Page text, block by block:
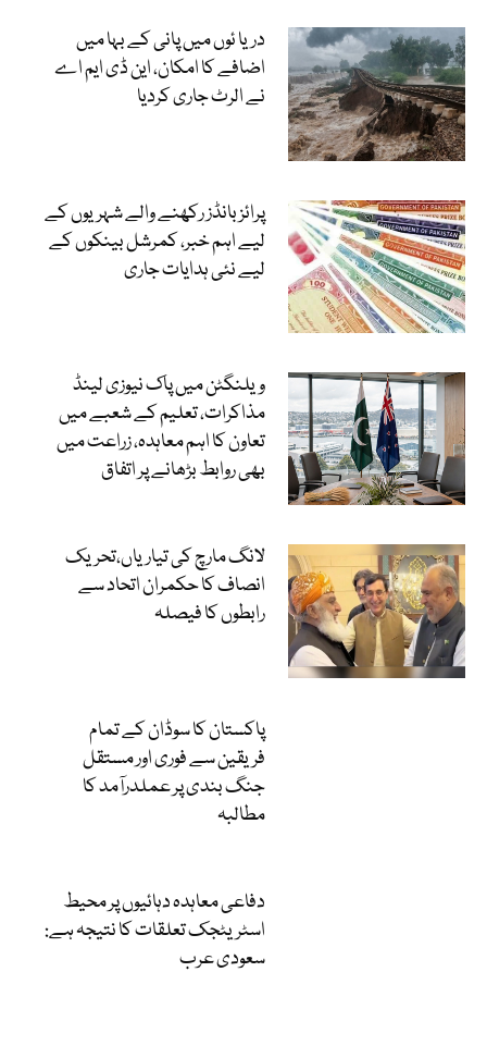
دریا ئوں میں پانی کے بہا میں
اضافے کا امکان، این ڈی ایم اے
نے الرٹ جاری کردیا
پرائز بانڈز رکھنے والے شہریوں کے
لیے اہم خبر، کمرشل بینکوں کے
لیے نئی ہدایات جاری
ویلنگٹن میں پاک نیوزی لینڈ
مذاکرات، تعلیم کے شعبے میں
تعاون کا اہم معاہدہ، زراعت میں
بھی روابط بڑھانے پر اتفاق
لانگ مارچ کی تیاریاں،تحریک
انصاف کا حکمران اتحاد سے
رابطوں کا فیصلہ
پاکستان کا سوڈان کے تمام
فریقین سے فوری اور مستقل
جنگ بندی پر عملدرآمد کا
مطالبہ
دفاعی معاہدہ دہائیوں پر محیط
اسٹریٹجک تعلقات کا نتیجہ ہے:
سعودی عرب